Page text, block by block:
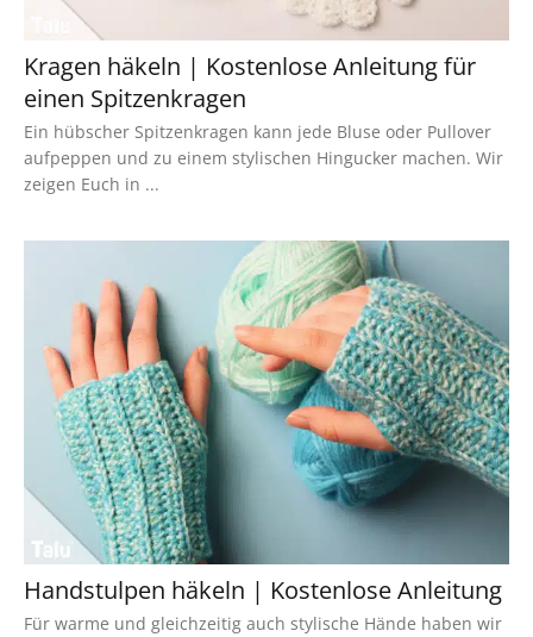
Kragen häkeln | Kostenlose Anleitung für
einen Spitzenkragen
Ein hübscher Spitzenkragen kann jede Bluse oder Pullover
aufpeppen und zu einem stylischen Hingucker machen. Wir
zeigen Euch in ...
Handstulpen häkeln | Kostenlose Anleitung
Für warme und gleichzeitig auch stylische Hände haben wir